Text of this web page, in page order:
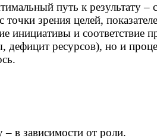
путь к результату
зрения целей,
и соответствие
дефицит ресурсов), но и
– в зависимости от роли.